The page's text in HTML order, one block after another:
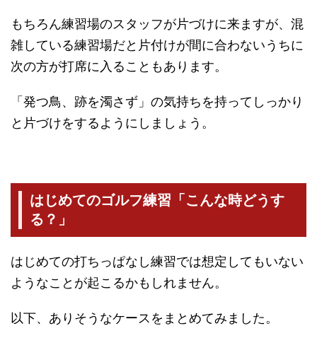
もちろん練習場のスタッフが片づけに来ますが、混
雑している練習場だと片付けが間に合わないうちに
次の方が打席に入ることもあります。
「発つ鳥、跡を濁さず」の気持ちを持ってしっかり
と片づけをするようにしましょう。
はじめてのゴルフ練習「こんな時どうす
る？」
はじめての打ちっぱなし練習では想定してもいない
ようなことが起こるかもしれません。
以下、ありそうなケースをまとめてみました。